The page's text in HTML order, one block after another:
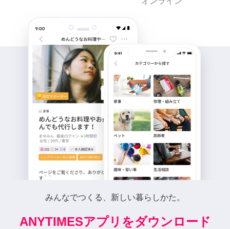
みんなでつくる、新しい暮らしかた。
ANYTIMESアプリをダウンロード